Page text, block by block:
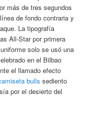
más de tres segundos
de fondo contraria y
La tipografía
All-Star por primera
solo se usó una
en el Bilbao
el llamado efecto
bulls sediento
por el desierto del